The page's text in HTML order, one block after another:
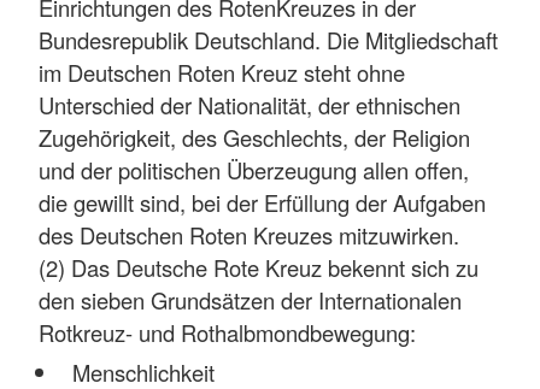
Einrichtungen des RotenKreuzes in der
Bundesrepublik Deutschland. Die Mitgliedschaft
im Deutschen Roten Kreuz steht ohne
Unterschied der Nationalität, der ethnischen
Zugehörigkeit, des Geschlechts, der Religion
und der politischen Überzeugung allen offen,
die gewillt sind, bei der Erfüllung der Aufgaben
des Deutschen Roten Kreuzes mitzuwirken.
(2) Das Deutsche Rote Kreuz bekennt sich zu
den sieben Grundsätzen der Internationalen
Rotkreuz- und Rothalbmondbewegung:
Menschlichkeit